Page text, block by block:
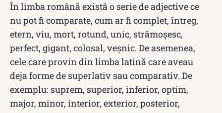
În limba română există o serie de adjective ce
nu pot fi comparate, cum ar fi complet, întreg,
etern, viu, mort, rotund, unic, strămoșesc,
perfect, gigant, colosal, veșnic. De asemenea,
cele care provin din limba latină care aveau
deja forme de superlativ sau comparativ. De
exemplu: suprem, superior, inferior, optim,
major, minor, interior, exterior, posterior,